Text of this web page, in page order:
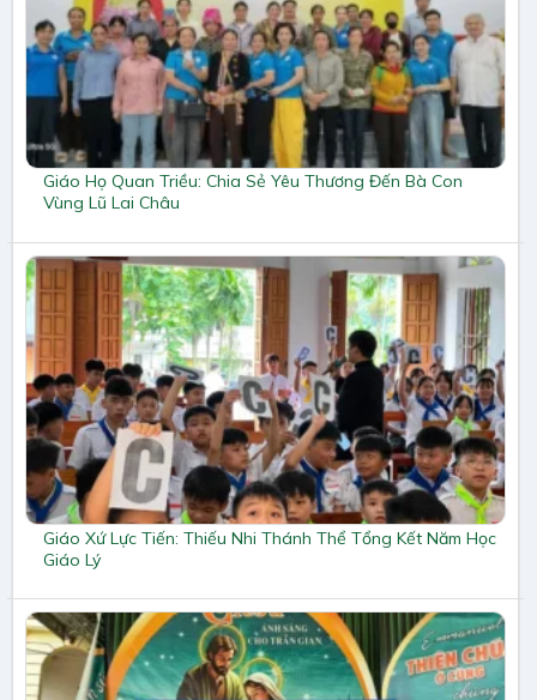
Giáo Họ Quan Triều: Chia Sẻ Yêu Thương Đến Bà Con
Vùng Lũ Lai Châu
Giáo Xứ Lực Tiến: Thiếu Nhi Thánh Thể Tổng Kết Năm Học
Giáo Lý